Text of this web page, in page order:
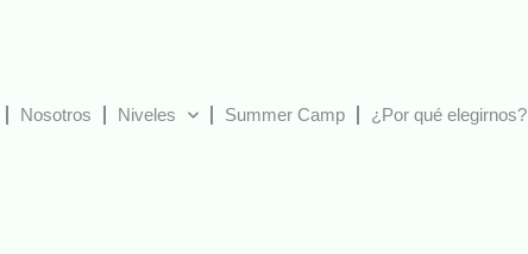
Nosotros Niveles Summer Camp ¿Por qué elegirnos?